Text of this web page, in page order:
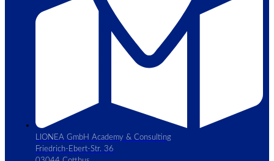
LIONEA GmbH Academy & Consulting
Friedrich-Ebert-Str. 36